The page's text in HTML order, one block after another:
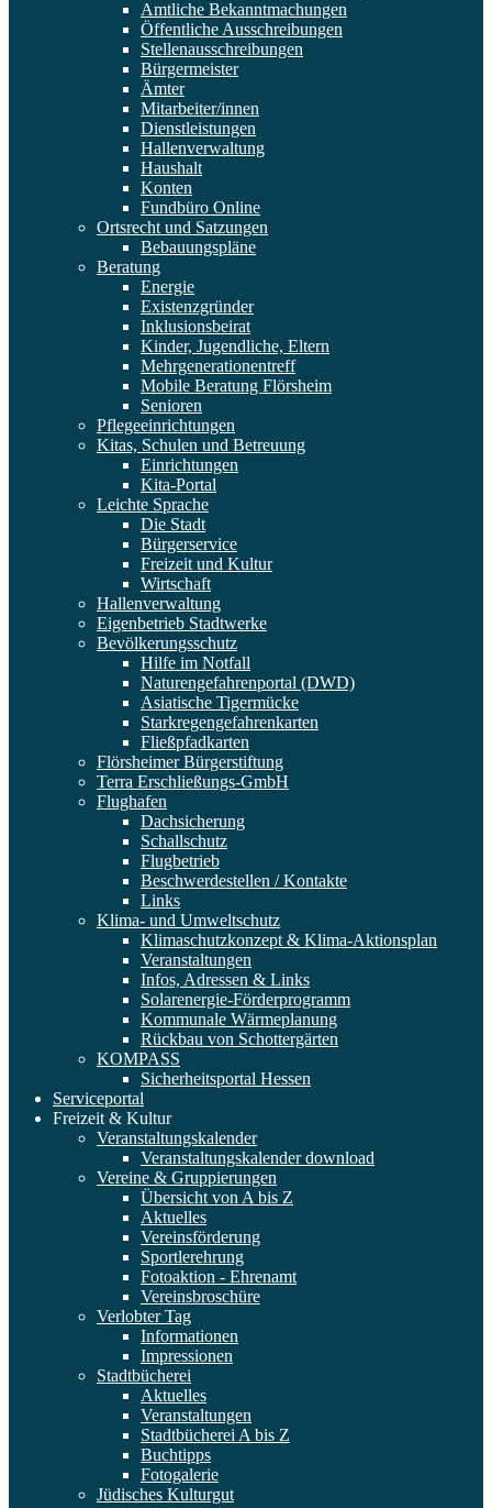
Amtliche Bekanntmachungen
Öffentliche Ausschreibungen
Stellenausschreibungen
Bürgermeister
Ämter
Mitarbeiter/innen
Dienstleistungen
Hallenverwaltung
Haushalt
Konten
Fundbüro Online
Ortsrecht und Satzungen
Bebauungspläne
Beratung
Energie
Existenzgründer
Inklusionsbeirat
Kinder, Jugendliche, Eltern
Mehrgenerationentreff
Mobile Beratung Flörsheim
Senioren
Pflegeeinrichtungen
Kitas, Schulen und Betreuung
Einrichtungen
Kita-Portal
Leichte Sprache
Die Stadt
Bürgerservice
Freizeit und Kultur
Wirtschaft
Hallenverwaltung
Eigenbetrieb Stadtwerke
Bevölkerungsschutz
Hilfe im Notfall
Naturengefahrenportal (DWD)
Asiatische Tigermücke
Starkregengefahrenkarten
Fließpfadkarten
Flörsheimer Bürgerstiftung
Terra Erschließungs-GmbH
Flughafen
Dachsicherung
Schallschutz
Flugbetrieb
Beschwerdestellen / Kontakte
Links
Klima- und Umweltschutz
Klimaschutzkonzept & Klima-Aktionsplan
Veranstaltungen
Infos, Adressen & Links
Solarenergie-Förderprogramm
Kommunale Wärmeplanung
Rückbau von Schottergärten
KOMPASS
Sicherheitsportal Hessen
Serviceportal
Freizeit & Kultur
Veranstaltungskalender
Veranstaltungskalender download
Vereine & Gruppierungen
Übersicht von A bis Z
Aktuelles
Vereinsförderung
Sportlerehrung
Fotoaktion - Ehrenamt
Vereinsbroschüre
Verlobter Tag
Informationen
Impressionen
Stadtbücherei
Aktuelles
Veranstaltungen
Stadtbücherei A bis Z
Buchtipps
Fotogalerie
Jüdisches Kulturgut